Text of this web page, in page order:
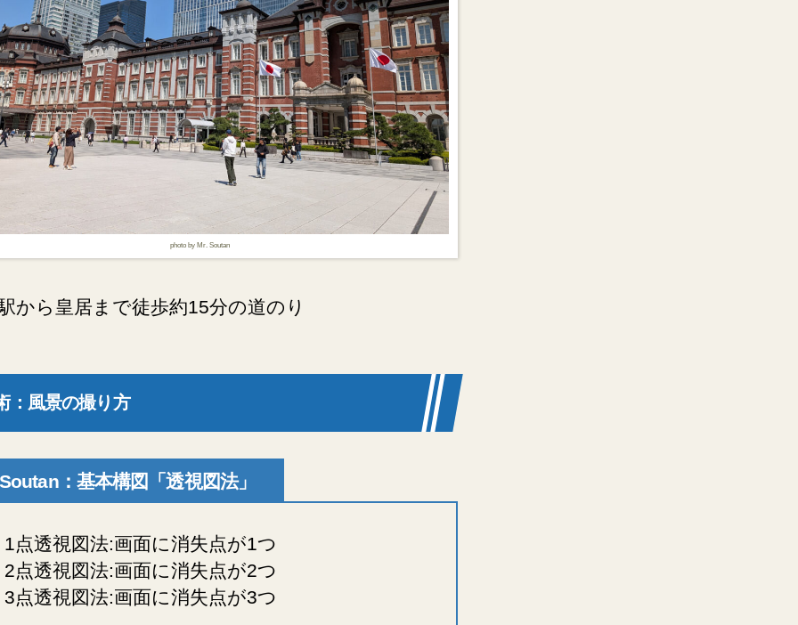
photo by Mr. Soutan
から皇居まで徒歩約15分の道のり
：風景の撮り方
：基本構図「透視図法」
点透視図法:画面に消失点が1つ
点透視図法:画面に消失点が2つ
点透視図法:画面に消失点が3つ